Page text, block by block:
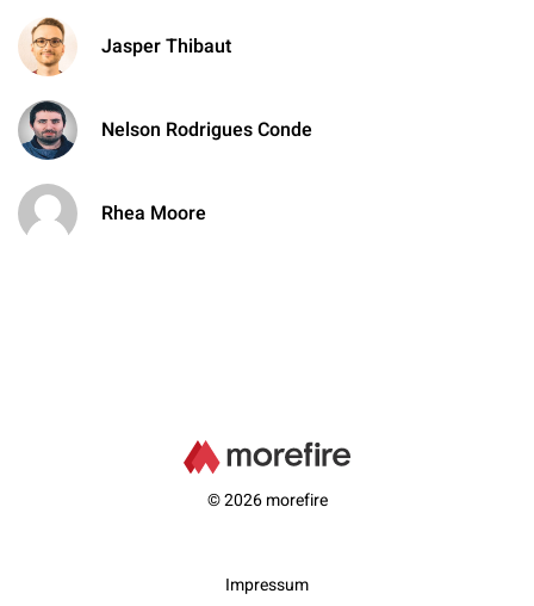
Jasper Thibaut
Nelson Rodrigues Conde
Rhea Moore
© 2026 morefire
Impressum